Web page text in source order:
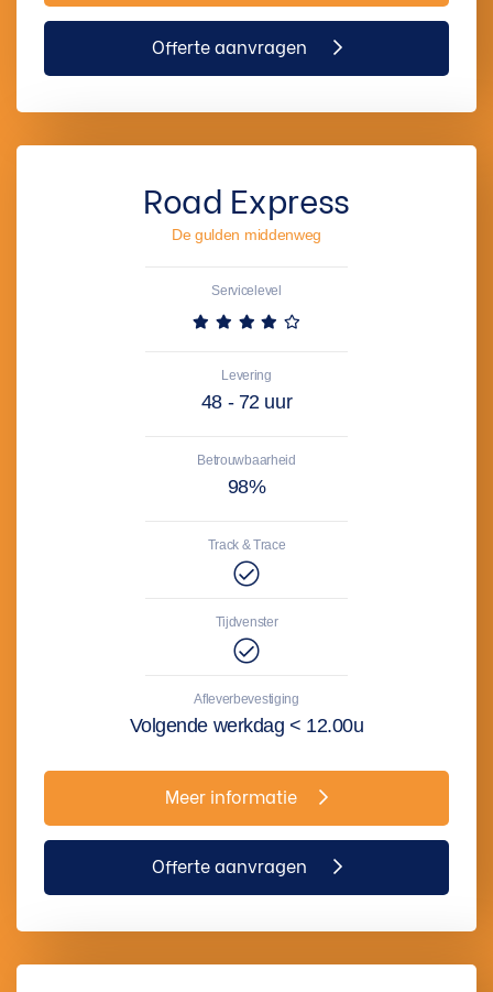
Offerte aanvragen
Road Express
De gulden middenweg
Servicelevel
Levering
48 - 72 uur
Betrouwbaarheid
98%
Track & Trace
Tijdvenster
Afleverbevestiging
Volgende werkdag < 12.00u
Meer informatie
Offerte aanvragen